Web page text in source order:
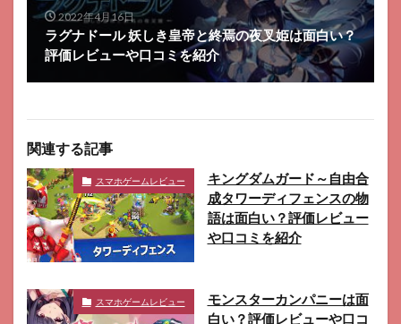
2022年4月16日
ラグナドール 妖しき皇帝と終焉の夜叉姫は面白い？
評価レビューや口コミを紹介
関連する記事
スマホゲームレビュー
キングダムガード～自由合
成タワーディフェンスの物
語は面白い？評価レビュー
や口コミを紹介
スマホゲームレビュー
モンスターカンパニーは面
白い？評価レビューや口コ